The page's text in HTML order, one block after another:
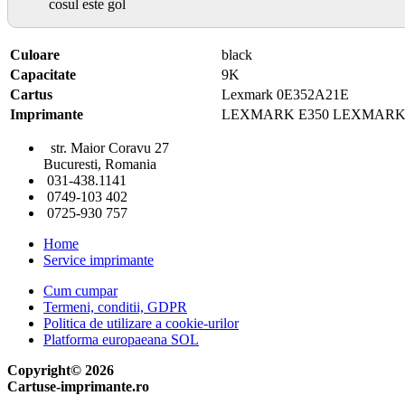
cosul este gol
Culoare
black
Capacitate
9K
Cartus
Lexmark 0E352A21E
Imprimante
LEXMARK E350
str. Maior Coravu 27
Bucuresti, Romania
031-438.1141
0749-103 402
0725-930 757
Home
Service imprimante
Cum cumpar
Termeni, conditii, GDPR
Politica de utilizare a cookie-urilor
Platforma europaeana SOL
Copyright© 2026
Cartuse-imprimante.ro